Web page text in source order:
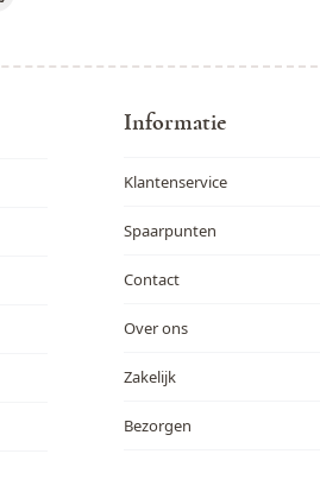
Informatie
Klantenservice
Spaarpunten
Contact
Over ons
Zakelijk
Bezorgen